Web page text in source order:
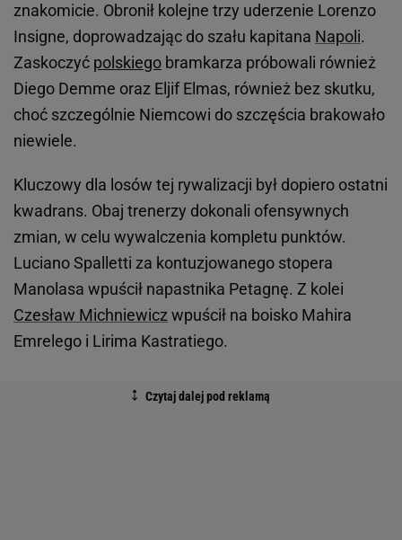
znakomicie. Obronił kolejne trzy uderzenie Lorenzo
Insigne, doprowadzając do szału kapitana Napoli.
Zaskoczyć polskiego bramkarza próbowali również
Diego Demme oraz Eljif Elmas, również bez skutku,
choć szczególnie Niemcowi do szczęścia brakowało
niewiele.
Kluczowy dla losów tej rywalizacji był dopiero ostatni
kwadrans. Obaj trenerzy dokonali ofensywnych
zmian, w celu wywalczenia kompletu punktów.
Luciano Spalletti za kontuzjowanego stopera
Manolasa wpuścił napastnika Petagnę. Z kolei
Czesław Michniewiczwpuścił na boisko Mahira
Emrelego i Lirima Kastratiego.